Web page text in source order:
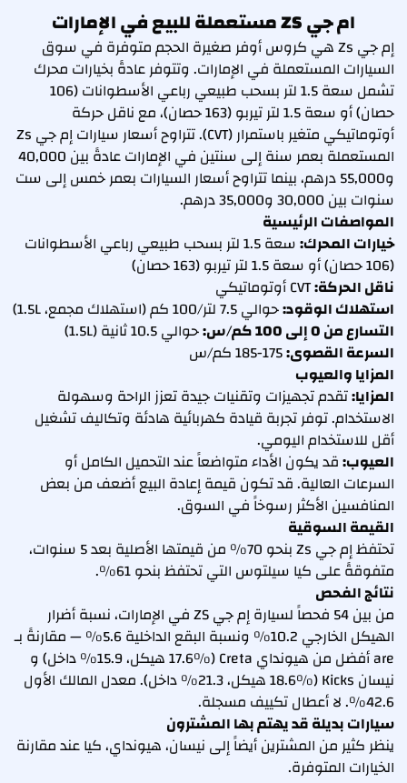
ام جي ZS مستعملة للبيع في الإمارات
إم جي Zs هي كروس أوفر صغيرة الحجم متوفرة في سوق
السيارات المستعملة في الإمارات. وتتوفر عادةً بخيارات محرك
تشمل سعة 1.5 لتر بسحب طبيعي رباعي الأسطوانات (106
حصان) أو سعة 1.5 لتر تيربو (163 حصان)، مع ناقل حركة
أوتوماتيكي متغير باستمرار (CVT). تتراوح أسعار سيارات إم جي Zs
المستعملة بعمر سنة إلى سنتين في الإمارات عادةً بين 40,000
و55,000 درهم، بينما تتراوح أسعار السيارات بعمر خمس إلى ست
سنوات بين 30,000 و35,000 درهم.
المواصفات الرئيسية
خيارات المحرك:
سعة 1.5 لتر بسحب طبيعي رباعي الأسطوانات
(106 حصان) أو سعة 1.5 لتر تيربو (163 حصان)
ناقل الحركة:CVT أوتوماتيكي
استهلاك الوقود:حوالي 7.5 لتر/100 كم (استهلاك مجمع، 1.5L)
التسارع من 0 إلى 100 كم/س:
حوالي 10.5 ثانية (1.5L)
السرعة القصوى:175-185 كم/س
المزايا والعيوب
المزايا:تقدم تجهيزات وتقنيات جيدة تعزز الراحة وسهولة
الاستخدام. توفر تجربة قيادة كهربائية هادئة وتكاليف تشغيل
أقل للاستخدام اليومي.
العيوب:قد يكون الأداء متواضعاً عند التحميل الكامل أو
السرعات العالية. قد تكون قيمة إعادة البيع أضعف من بعض
المنافسين الأكثر رسوخاً في السوق.
القيمة السوقية
تحتفظ إم جي Zs بنحو 70% من قيمتها الأصلية بعد 5 سنوات،
متفوقةً على كيا سيلتوس التي تحتفظ بنحو 61%.
نتائج الفحص
من بين 54 فحصاً لسيارة إم جي ZS في الإمارات، نسبة أضرار
الهيكل الخارجي 10.2% ونسبة البقع الداخلية 5.6% — مقارنةً بـ
are أفضل من هيونداي Creta (17.6% هيكل، 15.9% داخل) و
نيسان Kicks (18.6% هيكل، 21.3% داخل). معدل المالك الأول
42.6%. لا أعطال تكييف مسجلة.
سيارات بديلة قد يهتم بها المشترون
ينظر كثير من المشترين أيضاً إلى نيسان، هيونداي، كيا عند مقارنة
الخيارات المتوفرة.